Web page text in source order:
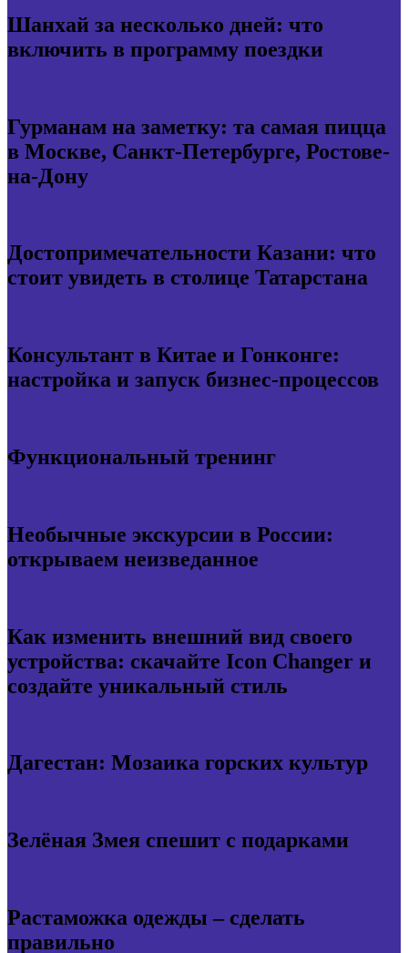
Шанхай за несколько дней: что
включить в программу поездки
Гурманам на заметку: та самая пицца
в Москве, Санкт-Петербурге, Ростове-
на-Дону
Достопримечательности Казани: что
стоит увидеть в столице Татарстана
Консультант в Китае и Гонконге:
настройка и запуск бизнес-процессов
Функциональный тренинг
Необычные экскурсии в России:
открываем неизведанное
Как изменить внешний вид своего
устройства: скачайте Icon Changer и
создайте уникальный стиль
Дагестан: Мозаика горских культур
Зелёная Змея спешит с подарками
Растаможка одежды – сделать
правильно